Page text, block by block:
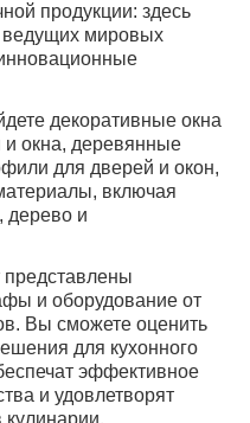
продукции: здесь
ведущих мировых
декоративные окна
окна, деревянные
для дверей и окон,
включая
дерево и
представлены
и оборудование от
Вы сможете оценить
для кухонного
эффективное
и удовлетворят